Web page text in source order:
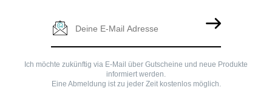
Ich möchte zukünftig via E-Mail über Gutscheine und neue Produkte
informiert werden.
Eine Abmeldung ist zu jeder Zeit kostenlos möglich.